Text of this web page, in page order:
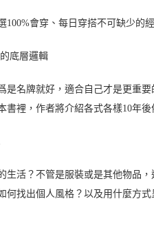
會穿、每日穿搭不可缺少的經
底層邏輯
是名牌就好，適合自己才是更重
裡，作者將介紹各式各樣10年
生活？不管是服裝或是其他物品
何找出個人風格？以及用什麼方